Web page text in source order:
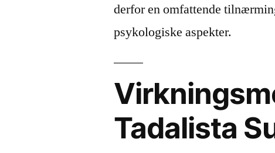
derfor en omfattende
psykologiske aspekter.
Tadalista